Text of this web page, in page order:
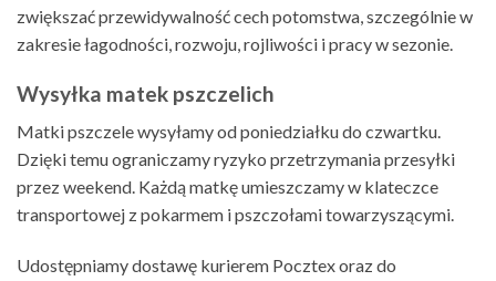
zwiększać przewidywalność cech potomstwa, szczególnie w
zakresie łagodności, rozwoju, rojliwości i pracy w sezonie.
Wysyłka matek pszczelich
Matki pszczele wysyłamy od poniedziałku do czwartku.
Dzięki temu ograniczamy ryzyko przetrzymania przesyłki
przez weekend. Każdą matkę umieszczamy w klateczce
transportowej z pokarmem i pszczołami towarzyszącymi.
Udostępniamy dostawę kurierem Pocztex oraz do